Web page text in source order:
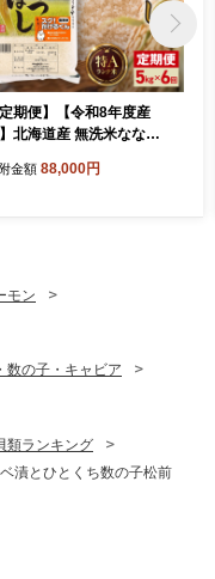
定期便】【令和8年度産
北海道産 無洗米ななつ
石狩市
金額 88,000円
モン
数の子・キャビア
類ランキング
漬とひとくち数の子松前